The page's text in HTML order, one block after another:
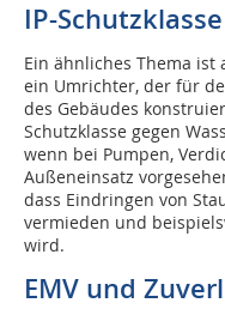
IP-Schutzklasse
Ein ähnliches Thema ist
ein Umrichter, der für
des Gebäudes
Schutzklasse gegen
wenn bei Pumpen,
Außeneinsatz
dass Eindringen von
vermieden und
wird.
EMV und